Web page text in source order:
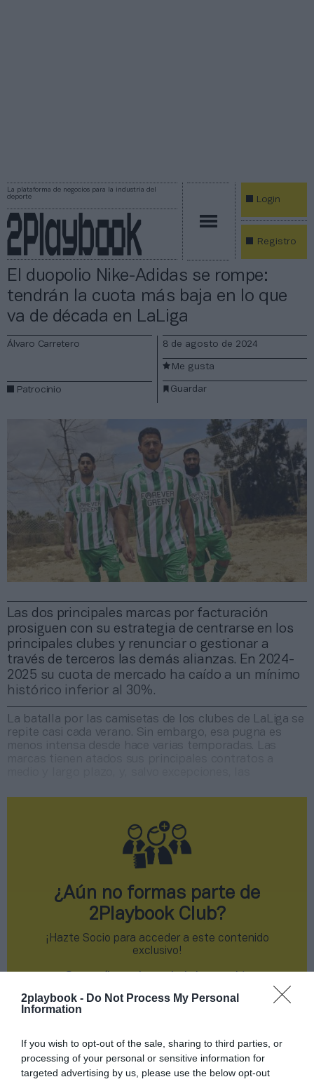
2playbook - Do Not Process My Personal
Information
If you wish to opt-out of the sale, sharing to third parties, or
processing of your personal or sensitive information for
targeted advertising by us, please use the below opt-out
La plataforma de negocios para la industria del
deporte
Login
Registro
El duopolio Nike-Adidas se rompe:
tendrán la cuota más baja en lo que
va de década en LaLiga
Las dos principales marcas por facturación
prosiguen con su estrategia de centrarse en los
principales clubes y renunciar o gestionar a
través de terceros las demás alianzas. En 2024-
2025 su cuota de mercado ha caído a un mínimo
histórico inferior al 30%.
Álvaro Carretero
Patrocinio
8 de agosto de 2024
Guardar
Me gusta
La batalla por las camisetas de los clubes de LaLiga se
repite casi cada verano. Sin embargo, esa pugna es
menos intensa desde hace varias temporadas. Las
¿Aún no formas parte de
2Playbook Club?
¡Hazte Socio para acceder a este contenido
exclusivo!
Compartir
Imprimir